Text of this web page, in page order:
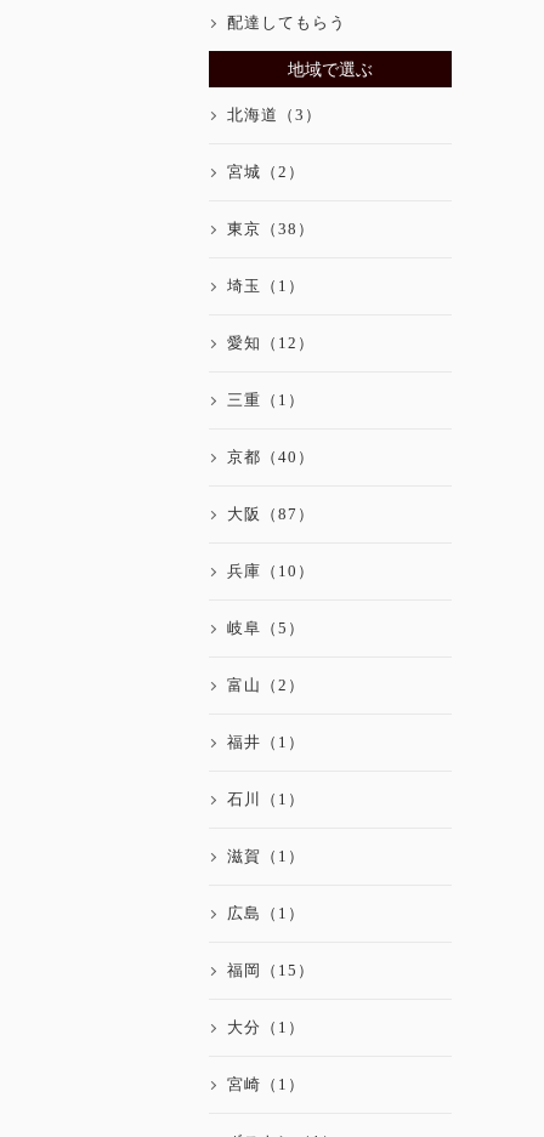
配達してもらう
地域で選ぶ
北海道（3）
宮城（2）
東京（38）
埼玉（1）
愛知（12）
三重（1）
京都（40）
大阪（87）
兵庫（10）
岐阜（5）
富山（2）
福井（1）
石川（1）
滋賀（1）
広島（1）
福岡（15）
大分（1）
宮崎（1）